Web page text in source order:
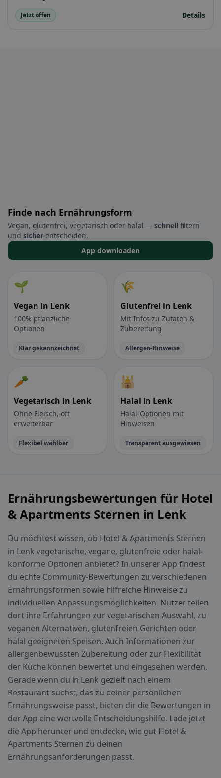
Jetzt offen Details
Finde nach Ernährungsform
Vegan, glutenfrei, vegetarisch oder halal — schnell filtern
und sicher entscheiden.
App downloaden
🌱
Vegan in Lenk
100% pflanzliche
Optionen
Klar gekennzeichnet
🌾
Glutenfrei in Lenk
Mit Infos zu Zutaten &
Zubereitung
Allergen-Hinweise
🥕
Vegetarisch in Lenk
Ohne Fleisch, oft
erweiterbar
Flexibel wählbar
🕌
Halal in Lenk
Halal-Optionen mit
Hinweisen
Transparent ausgewiesen
Ernährungsbewertungen für Hotel
& Apartments Sternen in Lenk
Du möchtest wissen, ob Hotel & Apartments Sternen
in Lenk vegetarische, vegane, glutenfreie oder halal-
konforme Optionen anbietet? In unserer App findest
du echte Community-Bewertungen zu verschiedenen
Ernährungsformen sowie hilfreiche Hinweise zu
individuellen Anpassungsmöglichkeiten. Nutzer teilen
dort ihre Erfahrungen zur vegetarischen Auswahl, zu
veganen Alternativen, glutenfreien Gerichten oder
halal geeigneten Speisen. Auch Informationen zur
allergenbewussten Zubereitung oder zur Flexibilität
der Küche können bewertet und eingesehen werden.
Gerade wenn du in Lenk gezielt nach einem
Restaurant suchst, das zu deiner persönlichen
Ernährungsweise passt, bieten dir die Bewertungen in
der App eine wertvolle Entscheidungshilfe. Lade jetzt
die App herunter und entdecke, wie gut Hotel &
Apartments Sternen zu deinen
Ernährungsanforderungen passt.